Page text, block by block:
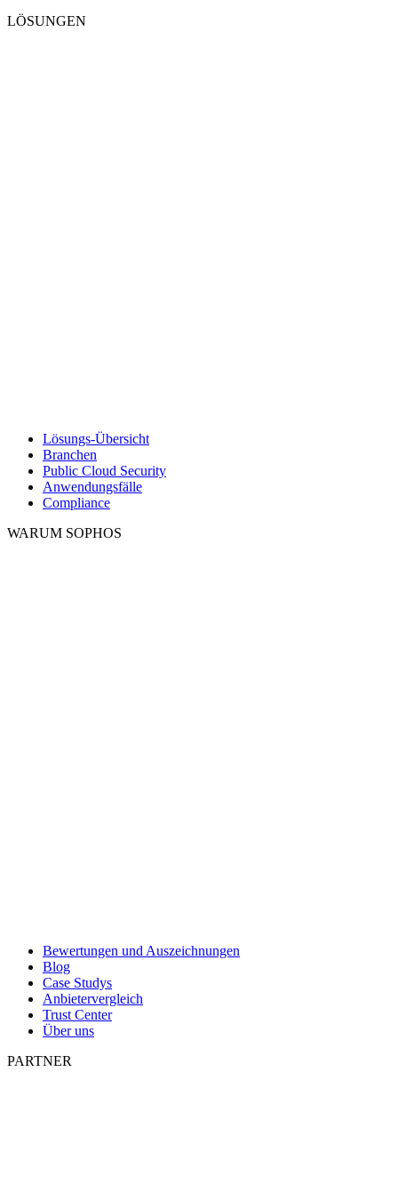
LÖSUNGEN
Lösungs-Übersicht
Branchen
Public Cloud Security
Anwendungsfälle
Compliance
WARUM SOPHOS
Bewertungen und Auszeichnungen
Blog
Case Studys
Anbietervergleich
Trust Center
Über uns
PARTNER